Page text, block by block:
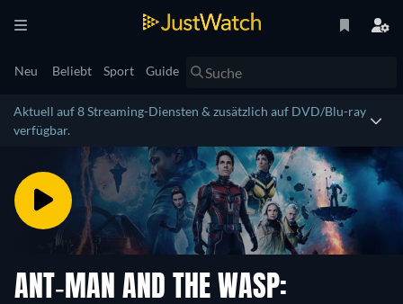
Neu Beliebt Sport Guide
Aktuell auf 8 Streaming-Diensten & zusätzlich auf DVD/Blu-ray
verfügbar.
ANT-MAN AND THE WASP: